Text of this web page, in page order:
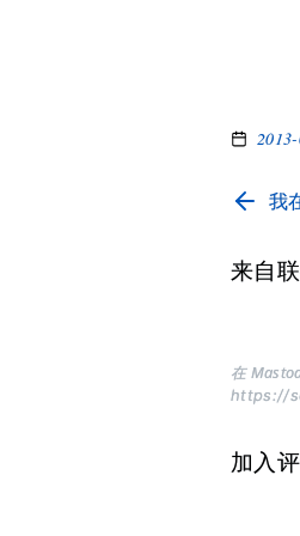
我
来自
在
https://
加入